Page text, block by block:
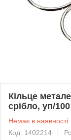
Кільце
срібло, уп/100
Немає в наявності
Код: 1402214